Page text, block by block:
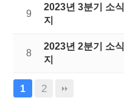
9
2023년 3분기 소식
지
8
2023년 2분기 소식
지
1 2